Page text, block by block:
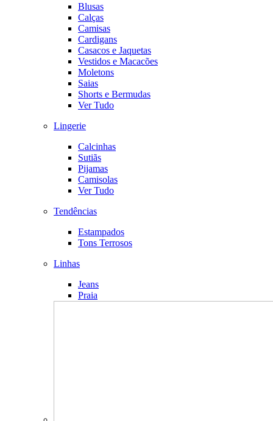
Blusas
Calças
Camisas
Cardigans
Casacos e Jaquetas
Vestidos e Macacões
Moletons
Saias
Shorts e Bermudas
Ver Tudo
Lingerie
Calcinhas
Sutiãs
Pijamas
Camisolas
Ver Tudo
Tendências
Estampados
Tons Terrosos
Linhas
Jeans
Praia